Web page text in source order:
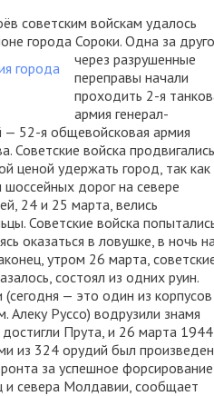
советским войскам удалось
города Сороки. Одна за
через разрушенные
переправы начали
проходить 2-я
армия генерал-
— 52-я общевойсковая армия
Советские войска
ценой удержать город, так как
дорог на севере
24 и 25 марта, велись
Советские войска
оказаться в ловушке, в ночь
утром 26 марта,
состоял из одних руин.
— это один из корпусов
Алеку Руссо) водрузили знамя
Прута, и 26 марта 1944
из 324 орудий был произведен
за успешное форсирование
и севера Молдавии, сообщает